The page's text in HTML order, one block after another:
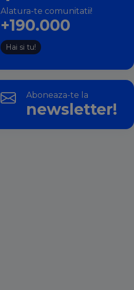
Alatura-te comunitatii!
+190.000
Hai si tu!
Aboneaza-te la
newsletter!